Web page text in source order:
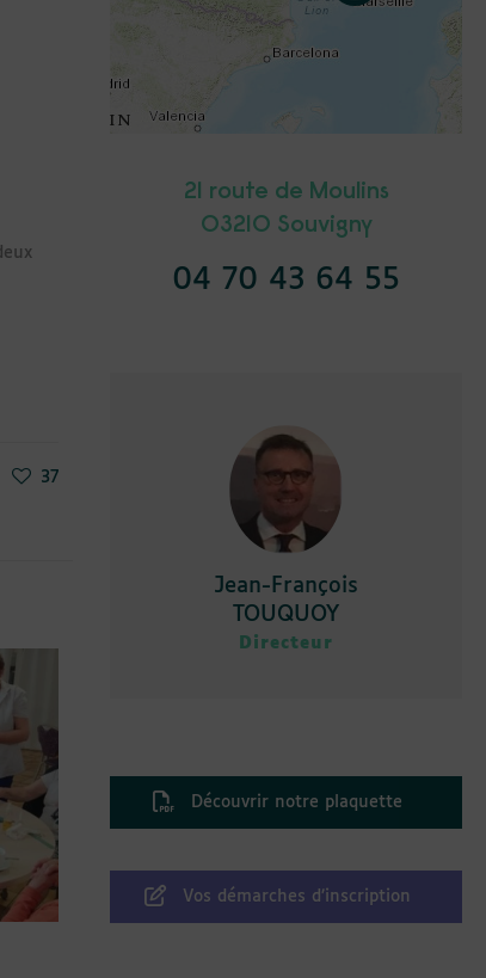
37
21 route de Moulins
03210 Souvigny
04 70 43 64 55
Jean-François
TOUQUOY
Directeur
Découvrir notre plaquette
Vos démarches d’inscription